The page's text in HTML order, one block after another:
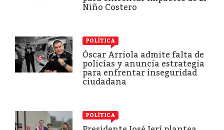
Niño Costero
POLÍTICA
Óscar Arriola admite falta de
policías y anuncia estrategia
para enfrentar inseguridad
ciudadana
POLÍTICA